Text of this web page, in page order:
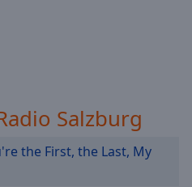
Salzburg
the First, the Last, My